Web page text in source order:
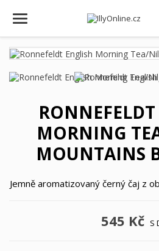
MORNING
MOUNTAINS
Jemně aromatizovaný černý čaj z
545 Kč S